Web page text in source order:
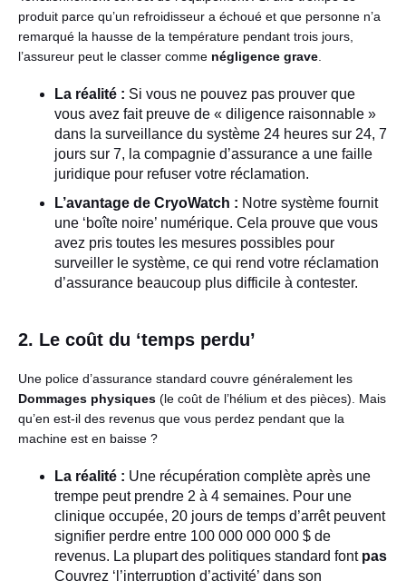
produit parce qu’un refroidisseur a échoué et que personne n’a
remarqué la hausse de la température pendant trois jours,
l’assureur peut le classer comme négligence grave
La réalité : Si vous ne pouvez pas prouver que
vous avez fait preuve de « diligence raisonnable »
dans la surveillance du système 24 heures sur 24, 7
jours sur 7, la compagnie d’assurance a une faille
juridique pour refuser votre réclamation.
L’avantage de CryoWatch : Notre système fournit
une ‘boîte noire’ numérique. Cela prouve que vous
avez pris toutes les mesures possibles pour
surveiller le système, ce qui rend votre réclamation
d’assurance beaucoup plus difficile à contester.
2. Le coût du ‘temps perdu’
Une police d’assurance standard couvre généralement les
Dommages physiques (le coût de l’hélium et des pièces). Mais
qu’en est-il des revenus que vous perdez pendant que la
machine est en baisse ?
La réalité : Une récupération complète après une
trempe peut prendre 2 à 4 semaines. Pour une
clinique occupée, 20 jours de temps d’arrêt peuvent
signifier perdre entre 100 000 000 000 $ de
revenus. La plupart des politiques standard font pas
Couvrez ‘l’interruption d’activité’ dans son